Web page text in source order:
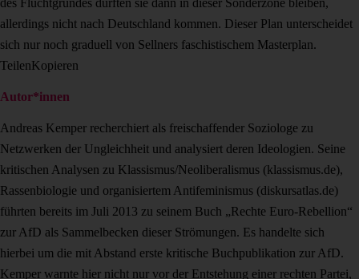
des Fluchtgrundes dürften sie dann in dieser Sonderzone bleiben,
allerdings nicht nach Deutschland kommen. Dieser Plan unterscheidet
sich nur noch graduell von Sellners faschistischem Masterplan.
TeilenKopieren
Autor*innen
Andreas Kemper recherchiert als freischaffender Soziologe zu
Netzwerken der Ungleichheit und analysiert deren Ideologien. Seine
kritischen Analysen zu Klassismus/Neoliberalismus (klassismus.de),
Rassenbiologie und organisiertem Antifeminismus (diskursatlas.de)
führten bereits im Juli 2013 zu seinem Buch „Rechte Euro-Rebellion“
zur AfD als Sammelbecken dieser Strömungen. Es handelte sich
hierbei um die mit Abstand erste kritische Buchpublikation zur AfD.
Kemper warnte hier nicht nur vor der Entstehung einer rechten Partei,